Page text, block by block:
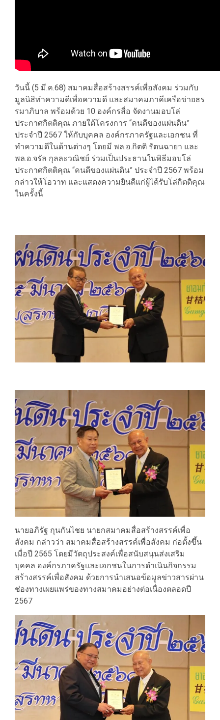
วันนี้ (5 มี.ค.68) สมาคมสื่อสร้างสรรค์เพื่อสังคม ร่วมกับ
มูลนิธิทำความดีเพื่อความดี และสมาคมภาคีเครือข่ายธร
รมาภิบาล พร้อมด้วย 10 องค์กรสื่อ จัดงานมอบโล่
ประกาศกิตติคุณ ภายใต้โครงการ “คนดีของแผ่นดิน”
ประจำปี 2567 ให้กับบุคคล องค์กรภาครัฐและเอกชน ที่
ทำความดีในด้านต่างๆ โดยมี พล.อ.กิตติ รัตนฉายา และ
พล.อ.จรัล กุลละวณิชย์ ร่วมเป็นประธานในพิธีมอบโล่
ประกาศกิตติคุณ “คนดีของแผ่นดิน” ประจำปี 2567 พร้อม
กล่าวให้โอวาท และแสดงความยินดีแก่ผู้ได้รับโล่กิตติคุณ
ในครั้งนี้
นายอภิรัฐ กุนกันไชย นายกสมาคมสื่อสร้างสรรค์เพื่อ
สังคม กล่าวว่า สมาคมสื่อสร้างสรรค์เพื่อสังคม ก่อตั้งขึ้น
เมื่อปี 2565 โดยมีวัตถุประสงค์เพื่อสนับสนุนส่งเสริม
บุคคล องค์กรภาครัฐและเอกชนในการดำเนินกิจกรรม
สร้างสรรค์เพื่อสังคม ด้วยการนำเสนอข้อมูลข่าวสารผ่าน
ช่องทางเผยแพร่ของทางสมาคมอย่างต่อเนื่องตลอดปี
2567